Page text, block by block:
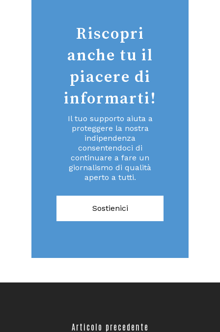
Riscopri
anche tu il
piacere di
informarti!
Il tuo supporto aiuta a
proteggere la nostra
indipendenza
consentendoci di
continuare a fare un
giornalismo di qualità
aperto a tutti.
Sostienici
Articolo precedente